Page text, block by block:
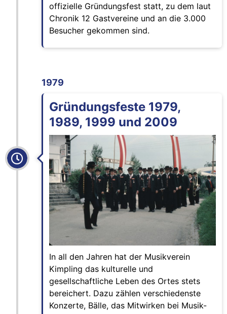
offizielle Gründungsfest statt, zu dem laut
Chronik 12 Gastvereine und an die 3.000
Besucher gekommen sind.
1979
Gründungsfeste 1979,
1989, 1999 und 2009
In all den Jahren hat der Musikverein
Kimpling das kulturelle und
gesellschaftliche Leben des Ortes stets
bereichert. Dazu zählen verschiedenste
Konzerte, Bälle, das Mitwirken bei Musik-